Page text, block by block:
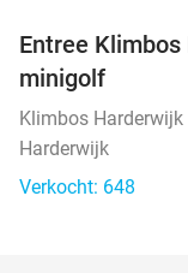
Entree
minigolf
Klimbos Harderwijk
Harderwijk
Verkocht: 648